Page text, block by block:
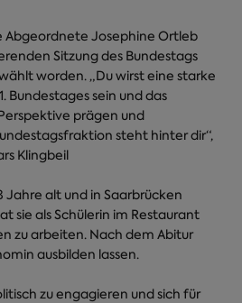
Abgeordnete Josephine Ortleb
Sitzung des Bundestags
worden. „Du wirst eine starke
Bundestages sein und das
prägen und
steht hinter dir“,
Klingbeil
Jahre alt und in Saarbrücken
sie als Schülerin im Restaurant
zu arbeiten. Nach dem Abitur
ausbilden lassen.
zu engagieren und sich für